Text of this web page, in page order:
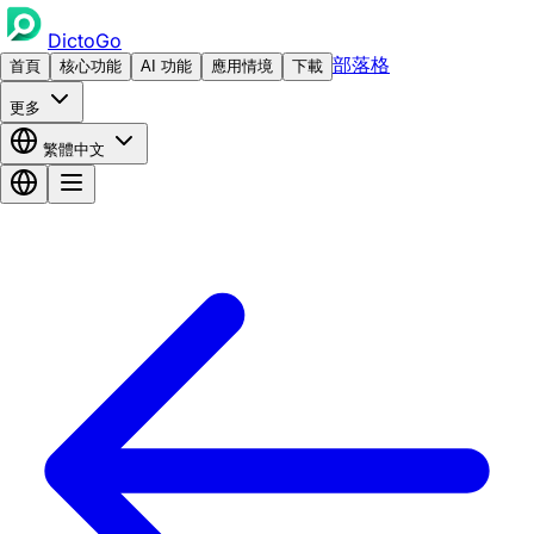
DictoGo
首頁 核心功能 AI 功能 應用情境 下載 部落格
更多
繁體中文